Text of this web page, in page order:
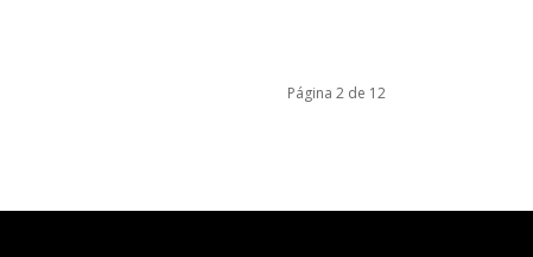
Página 2 de 12